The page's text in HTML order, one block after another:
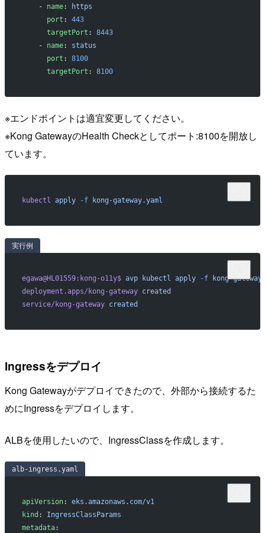
    -
name:
https
      port
: 443
      targetPort
: 8443
    -
name: status
      port
: 8100
      targetPort
: 8100
※エンドポイントは適宜変更してください。
※Kong GatewayのHealth Checkとしてポート:8100を開放し
ています。
kubectl apply -f kong-gateway.yaml
実行例
egawa@HL01559:kong-o11y$ avp kubectl apply -f kong-
deployment.apps/kong-gateway created
service/kong-gateway created
Ingressをデプロイ
Kong Gatewayがデプロイできたので、外部から接続するた
めにIngressをデプロイします。
ALBを使用したいので、IngressClassを作成します。
alb-ingress.yaml
apiVersion: eks.amazonaws.com/v1
kind : IngressClassParams
metadata: